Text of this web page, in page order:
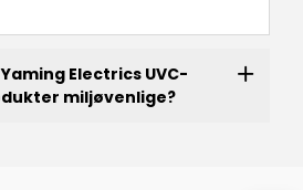
Electrics UVC-
miljøvenlige?